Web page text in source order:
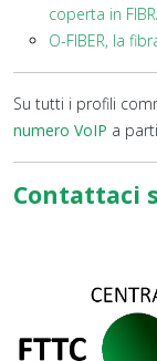
coperta in
O-FIBER, la
Su tutti i profili
numero VoIP a
Contattaci